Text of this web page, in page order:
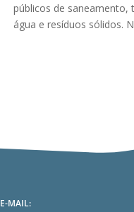
públicos de saneamento,
água e resíduos sólidos.
E-MAIL: